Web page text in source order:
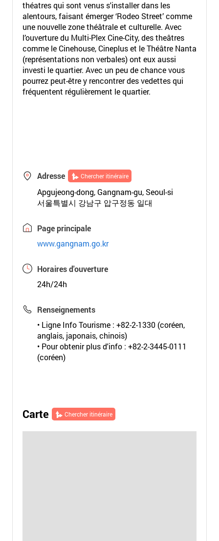
théatres qui sont venus s'installer dans les
alentours, faisant émerger ‘Rodeo Street’ comme
une nouvelle zone théâtrale et culturelle. Avec
l’ouverture du Multi-Plex Cine-City, des theâtres
comme le Cinehouse, Cineplus et le Théâtre Nanta
(représentations non verbales) ont eux aussi
investi le quartier. Avec un peu de chance vous
pourrez peut-être y rencontrer des vedettes qui
fréquentent régulièrement le quartier.
Adresse Chercher itinéraire
Apgujeong-dong, Gangnam-gu, Seoul-si
서울특별시 강남구 압구정동 일대
Page principale
www.gangnam.go.kr
Horaires d'ouverture
24h/24h
Renseignements
• Ligne Info Tourisme : +82-2-1330 (coréen,
anglais, japonais, chinois)
• Pour obtenir plus d'info : +82-2-3445-0111
(coréen)
Carte Chercher itinéraire